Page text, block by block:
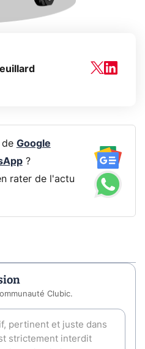
de Google
?
rater de l'actu
Clubic.